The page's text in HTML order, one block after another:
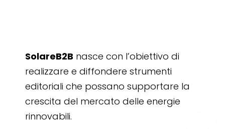
SolareB2B nasce con l’obiettivo di
realizzare e diffondere strumenti
editoriali che possano supportare la
crescita del mercato delle energie
rinnovabili.